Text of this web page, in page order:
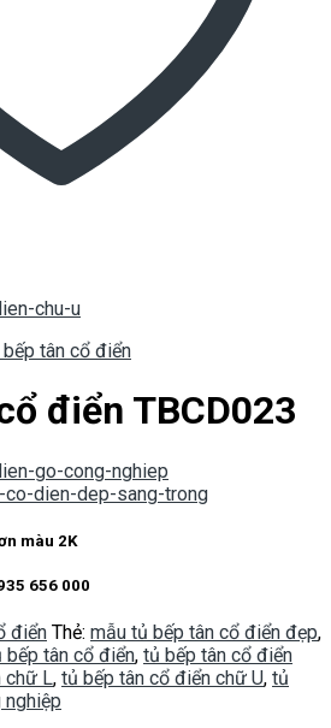
tân cổ điển
điển TBCD023
màu 2K
656 000
điển Thẻ: mẫu tủ bếp tân cổ điển đẹp,
bếp tân cổ điển, tủ bếp tân cổ điển
chữ L, tủ bếp tân cổ điển chữ U, tủ
nghiệp